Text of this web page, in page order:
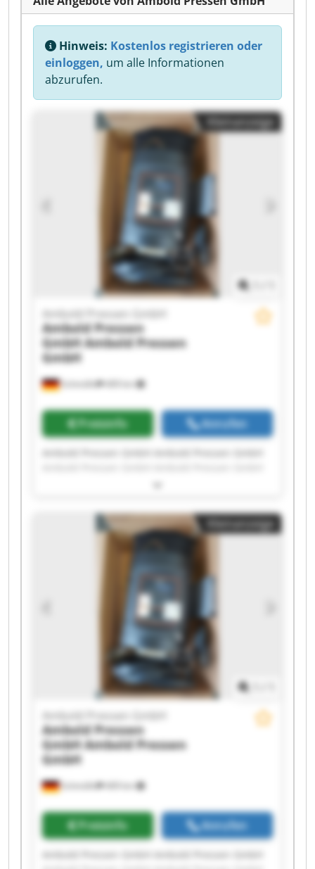
Hinweis: Kostenlos registrieren oder
einloggen, um alle Informationen
abzurufen.
Kleinanzeige
Schmölln 409 km
Ambold Pressen GmbH
Ambold Pressen
GmbHAmbold Pressen
GmbH
Preisinfo Anrufen
Ambold Pressen GmbH Ambold Pressen GmbH
Ambold Pressen GmbH Ambold Pressen GmbH
Ambold Pressen GmbH Ambold Pressen GmbH
Ambold Pressen GmbH Ambold Pressen GmbH
Ambold Pressen GmbH Ambold Pressen GmbH
Ambold Pressen GmbH Ambold Pressen GmbH
Kleinanzeige
Schmölln 409 km
Ambold Pressen GmbH
Ambold Pressen
GmbHAmbold Pressen
GmbH
Preisinfo Anrufen